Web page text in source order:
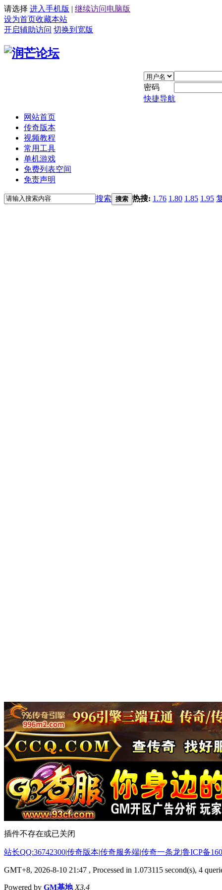
请选择 进入手机版 | 继续访问电脑版
设为首页收藏本站
开启辅助访问 切换到宽版
密码
快捷导航
网站首页
传奇版本
视频教程
常用工具
单机游戏
免费列表空间
免责声明
搜索 搜索 热搜: 1.76 1.80 1.85 1.95
插件不存在或已关闭
站长QQ:36742300|传奇版本|传奇服务端|传奇一条龙|鲁ICP备
GMT+8, 2026-8-10 21:47 , Processed in 1.073115 second(s), 4
Powered by GM基地 X3.4